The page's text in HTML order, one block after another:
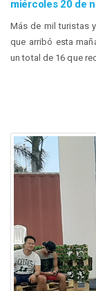
miércoles 20 de
Más de mil turistas
que arribó esta
un total de 16 que